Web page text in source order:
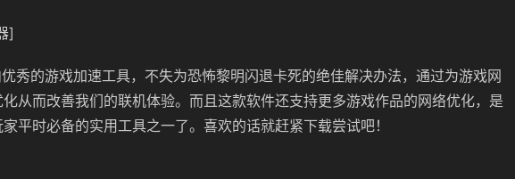
]
秀的游戏加速工具，不失为恐怖黎明闪退卡死的绝佳解决办法，通过为游戏网
从而改善我们的联机体验。而且这款软件还支持更多游戏作品的网络优化，是
平时必备的实用工具之一了。喜欢的话就赶紧下载尝试吧！